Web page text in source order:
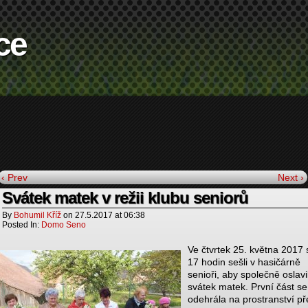
‹ Prev Next ›
Svátek matek v režii klubu seniorů
By Bohumil Kříž on 27.5.2017 at06:38
Posted In: Domo Seno
Ve čtvrtek 25. května 2017
17 hodin sešli v hasičárně
senioři, aby společně
svátek matek. První část se
odehrála na prostranství